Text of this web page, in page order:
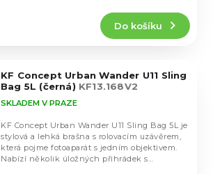
Do košíku
KF Concept Urban Wander U11 Sling
Bag 5L (černá) KF13.168V2
SKLADEM V PRAZE
KF Concept Urban Wander U11 Sling Bag 5L je
stylová a lehká brašna s rolovacím uzávěrem,
která pojme fotoaparát s jedním objektivem.
Nabízí několik úložných přihrádek s